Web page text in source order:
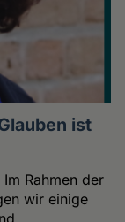
ist
Rahmen der
wir einige